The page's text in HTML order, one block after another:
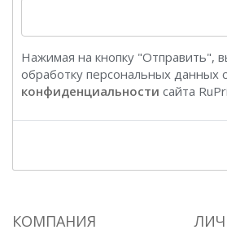
Нажимая на кнопку "Отправить",
обработку персональных данных
конфиденциальности сайта
КОМПАНИЯ